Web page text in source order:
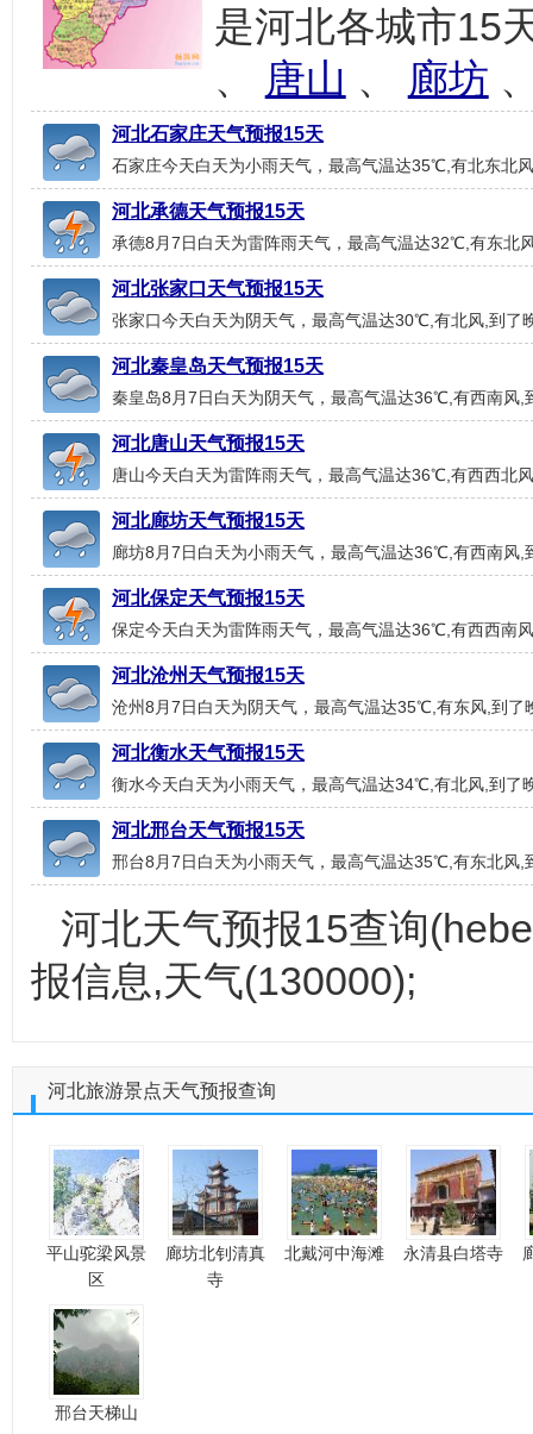
是河北各城市15
、
唐山 、 廊坊
河北石家庄天气预报15天
石家庄今天白天为小雨天气，最高气温达35℃,有北东北
河北承德天气预报15天
承德8月7日白天为雷阵雨天气，最高气温达32℃,有东
河北张家口天气预报15天
张家口今天白天为阴天气，最高气温达30℃,有北风,到
河北秦皇岛天气预报15天
秦皇岛8月7日白天为阴天气，最高气温达36℃,有西南
河北唐山天气预报15天
唐山今天白天为雷阵雨天气，最高气温达36℃,有西西北
河北廊坊天气预报15天
廊坊8月7日白天为小雨天气，最高气温达36℃,有西南
河北保定天气预报15天
保定今天白天为雷阵雨天气，最高气温达36℃,有西西南
河北沧州天气预报15天
沧州8月7日白天为阴天气，最高气温达35℃,有东风,到
河北衡水天气预报15天
衡水今天白天为小雨天气，最高气温达34℃,有北风,到
河北邢台天气预报15天
邢台8月7日白天为小雨天气，最高气温达35℃,有东北
河北天气预报15查询
报信息,天气(130000);
河北旅游景点天气预报查询
平山驼梁风景
区
廊坊北钊清真
寺
北戴河中海滩 永清县白塔寺
邢台天梯山